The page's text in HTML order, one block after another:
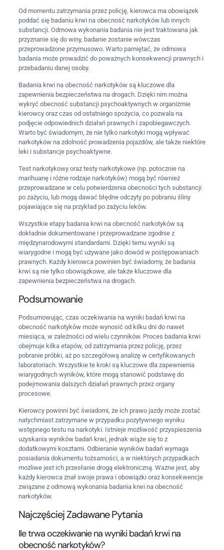
Od momentu zatrzymania przez policję, kierowca ma obowiązek
poddać się badaniu krwi na obecność narkotyków lub innych
substancji. Odmowa wykonania badania nie jest traktowana jak
przyznanie się do winy, badanie zostanie wówczas
przeprowadzone przymusowo. Warto pamiętać, że odmowa
badania może prowadzić do poważnych konsekwencji prawnych i
przebadaniu danej osoby.
Badania krwi na obecność narkotyków są kluczowe dla
zapewnienia bezpieczeństwa na drogach. Dzięki nim można
wykryć obecność substancji psychoaktywnych w organizmie
kierowcy oraz czas od ostatniego spożycia, co pozwala na
podjęcie odpowiednich działań prawnych i zapobiegawczych.
Warto być świadomym, że nie tylko narkotyki mogą wpływać
narkotyków na zdolność prowadzenia pojazdów, ale także niektóre
leki i substancje psychoaktywne.
Test narkotykowy oraz testy narkotykowe (np. potocznie na
marihuanę i różne rodzaje narkotyków) mogą być również
przeprowadzane w celu potwierdzenia obecności tych substancji
po zażyciu, lub mogą dawać błędne odczyty po pobraniu śliny
pojawiające się na przykład po zażyciu leków.
Wszystkie etapy badania krwi na obecność narkotyków są
dokładnie dokumentowane i przeprowadzane zgodnie z
międzynarodowymi standardami. Dzięki temu wyniki są
wiarygodne i mogą być używane jako dowód w postępowaniach
prawnych. Każdy kierowca powinien być świadomy, że badania
krwi są nie tylko obowiązkowe, ale także kluczowe dla
zapewnienia bezpieczeństwa na drogach.
Podsumowanie
Podsumowując, czas oczekiwania na wyniki badań krwi na
obecność narkotyków może wynosić od kilku dni do nawet
miesiąca, w zależności od wielu czynników. Proces badania krwi
obejmuje kilka etapów, od zatrzymania przez policję, przez
pobranie próbki, aż po szczegółową analizę w certyfikowanych
laboratoriach. Wszystkie te kroki są kluczowe dla zapewnienia
wiarygodnych wyników, które mogą stanowić podstawę do
podejmowania dalszych działań prawnych przez organy
procesowe.
Kierowcy powinni być świadomi, że ich prawo jazdy może zostać
natychmiast zatrzymane w przypadku pozytywnego wyniku
wstępnego testu na narkotyki. Istnieje możliwość przyspieszenia
uzyskania wyników badań krwi, jednak wiąże się to z
dodatkowymi kosztami. Odbieranie wyników badań wymaga
posiadania dokumentu tożsamości, a w niektórych przypadkach
możliwe jest ich przesłanie drogą elektroniczną. Ważne jest, aby
każdy kierowca znał swoje prawa i obowiązki oraz konsekwencje
związane z odmową wykonania badania krwi na obecność
narkotyków.
Najczęściej Zadawane Pytania
Ile trwa oczekiwanie na wyniki badań krwi na
obecność narkotyków?